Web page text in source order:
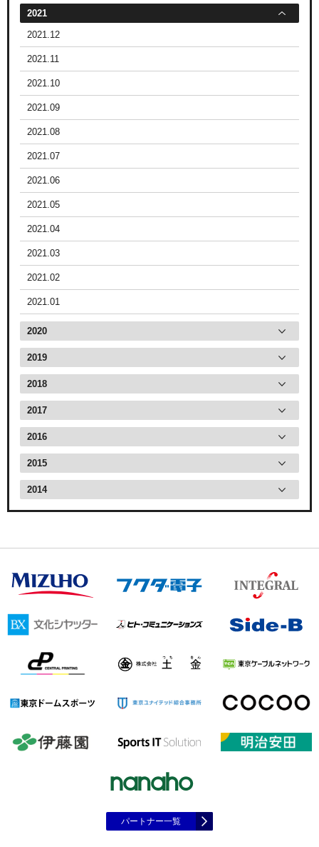
2021
2021.12
2021.11
2021.10
2021.09
2021.08
2021.07
2021.06
2021.05
2021.04
2021.03
2021.02
2021.01
2020
2019
2018
2017
2016
2015
2014
パートナー一覧